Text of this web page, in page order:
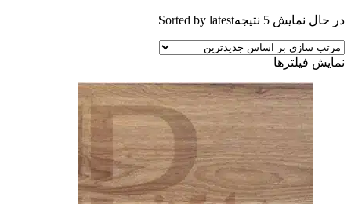
در حال نمایش 5 نتیجه Sorted by latest
نمایش فیلترها